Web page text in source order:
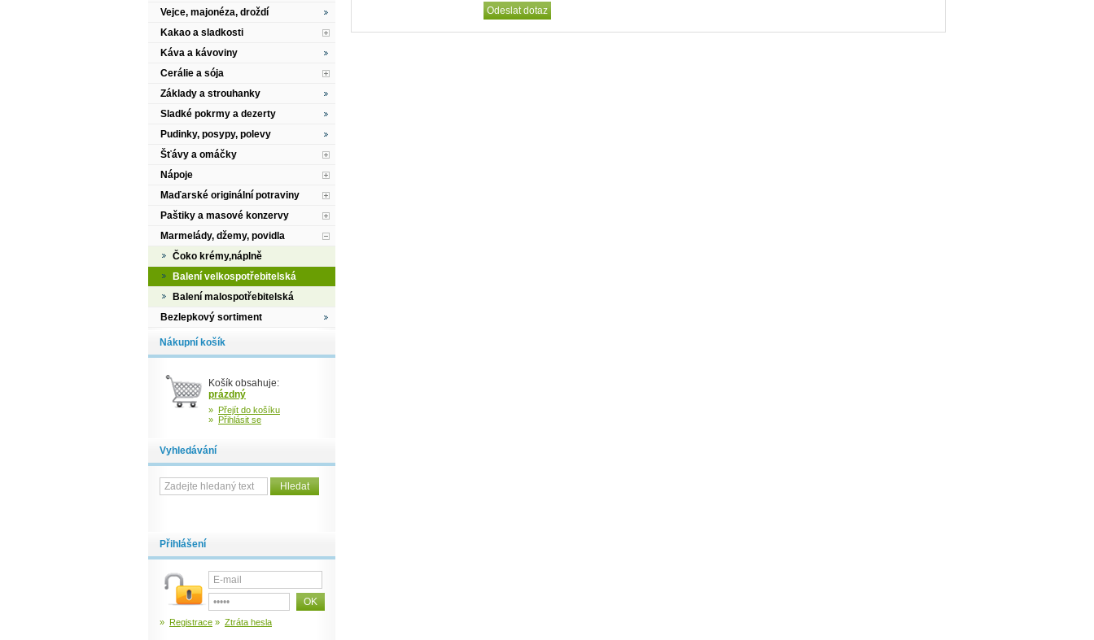
Vejce, majonéza, droždí
Kakao a sladkosti
Káva a kávoviny
Cerálie a sója
Základy a strouhanky
Sladké pokrmy a dezerty
Pudinky, posypy, polevy
Šťávy a omáčky
Nápoje
Maďarské originální potraviny
Paštiky a masové konzervy
Marmelády, džemy, povidla
Čoko krémy,náplně
Balení velkospotřebitelská
Balení malospotřebitelská
Bezlepkový sortiment
Nákupní košík
Košík obsahuje:
prázdný
» Přejít do košíku
» Přihlásit se
Vyhledávání
Přihlášení
» Registrace » Ztráta hesla